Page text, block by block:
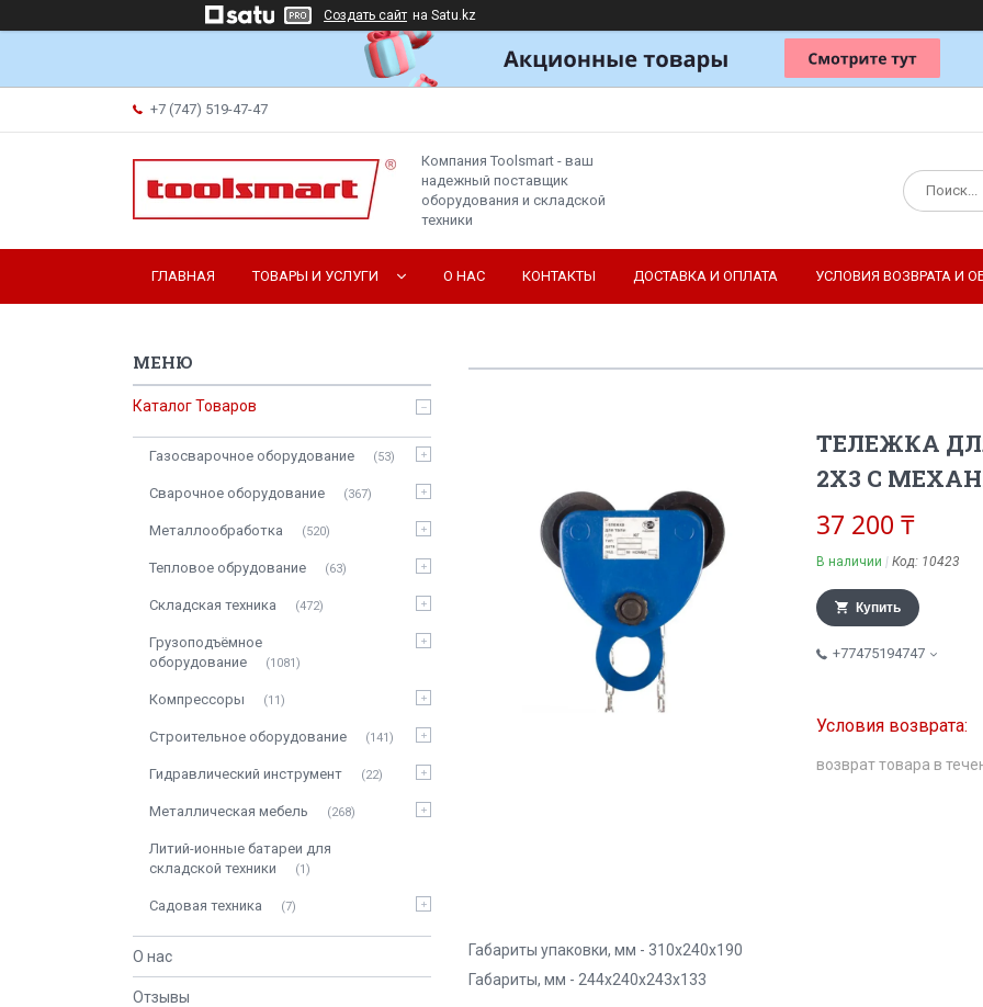
Создать сайт на Satu.kz
+7 (747) 519-47-47
Компания Toolsmart - ваш
надежный поставщик
оборудования и складской
техники
ГЛАВНАЯ ТОВАРЫ И УСЛУГИ О НАС КОНТАКТЫ ДОСТАВКА И ОПЛАТА УСЛОВИЯ ВОЗВРАТА И
ТЕЛЕЖКА
2Х3 С
37 200 ₸
В наличии Код: 10423
Купить
+77475194747
возврат товара в
Габариты упаковки, мм - 310x240x190
Габариты, мм - 244х240х243х133
Каталог Товаров
Газосварочное оборудование 53
Сварочное оборудование 367
Металлообработка 520
Тепловое обрудование 63
Складская техника 472
Грузоподъёмное
оборудование
1081
Компрессоры 11
Строительное оборудование 141
Гидравлический инструмент 22
Металлическая мебель 268
Литий-ионные батареи для
складской техники
1
Садовая техника 7
О нас
Отзывы